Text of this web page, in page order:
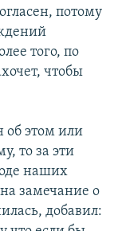
потому
того, по
чтобы
об этом или
то за эти
наших
замечание о
добавил: